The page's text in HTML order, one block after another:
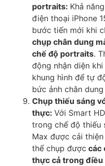
portraits: Khả
điện thoại iPhone
bước tiến mới khi
chụp chân dung
chế độ portraits.
động nhận diện
khung hình để tự
bức ảnh chân
Chụp thiếu sáng
thực: Với Smart
trong chế độ thiếu
Max được cải
thể chụp được các
thực cả trong điều